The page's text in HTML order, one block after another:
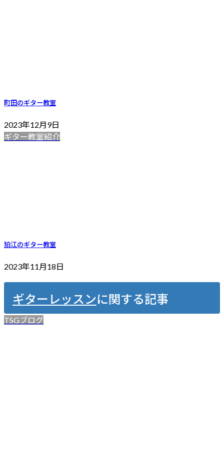
町田のギター教室
2023年12月9日
ギター教室紹介
狛江のギター教室
2023年11月18日
ギターレッスンに関する記事
TSGブログ